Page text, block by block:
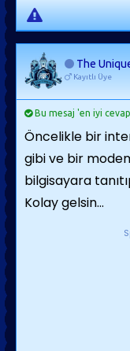
The
Kayıtlı Üye
Bu mesaj 'en iyi
Öncelikle bir
gibi ve bir
bilgisayara
Kolay gelsin...